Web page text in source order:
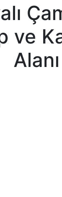
ve
Alanı